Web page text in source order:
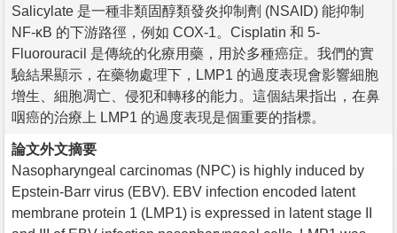
Salicylate 是一種非類固醇類發炎抑制劑 (NSAID) 能抑制
NF-κB 的下游路徑，例如 COX-1。Cisplatin 和 5-
Fluorouracil 是傳統的化療用藥，用於多種癌症。我們的實
驗結果顯示，在藥物處理下，LMP1 的過度表現會影響細胞
增生、細胞凋亡、侵犯和轉移的能力。這個結果指出，在鼻
咽癌的治療上 LMP1 的過度表現是個重要的指標。
論文外文摘要
Nasopharyngeal carcinomas (NPC) is highly induced by
Epstein-Barr virus (EBV). EBV infection encoded latent
membrane protein 1 (LMP1) is expressed in latent stage II